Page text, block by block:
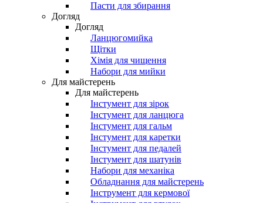
Пасти для збирання
Догляд
Догляд
Ланцюгомийка
Щітки
Хімія для чищення
Набори для мийки
Для майстерень
Для майстерень
Інстумент для зірок
Інстумент для ланцюга
Інстумент для гальм
Інстумент для каретки
Інстумент для педалей
Інстумент для шатунів
Набори для механіка
Обладнання для майстерень
Інструмент для кермової